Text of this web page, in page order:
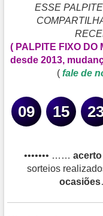
ESSE
( PALPITE FIXO
desde 2013,
( fale de
09 15
••••••• ……
sorteios
ocasiões